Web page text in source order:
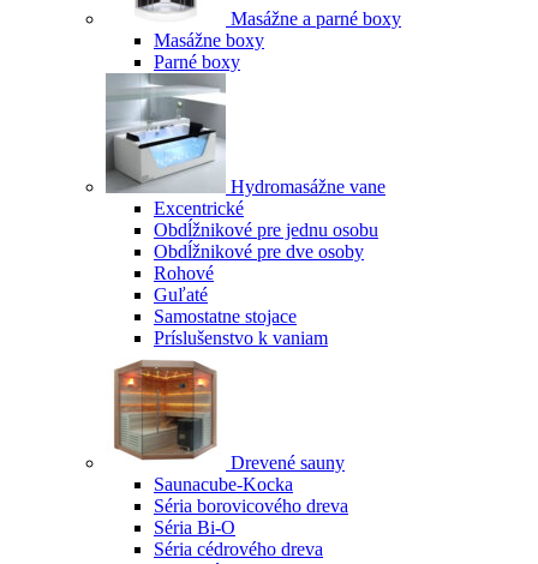
Masážne a parné boxy
Masážne boxy
Parné boxy
Hydromasážne vane
Excentrické
Obdĺžnikové pre jednu osobu
Obdĺžnikové pre dve osoby
Rohové
Guľaté
Samostatne stojace
Príslušenstvo k vaniam
Drevené sauny
Saunacube-Kocka
Séria borovicového dreva
Séria Bi-O
Séria cédrového dreva